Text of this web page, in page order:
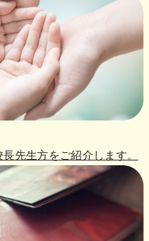
先生方をご紹介します。